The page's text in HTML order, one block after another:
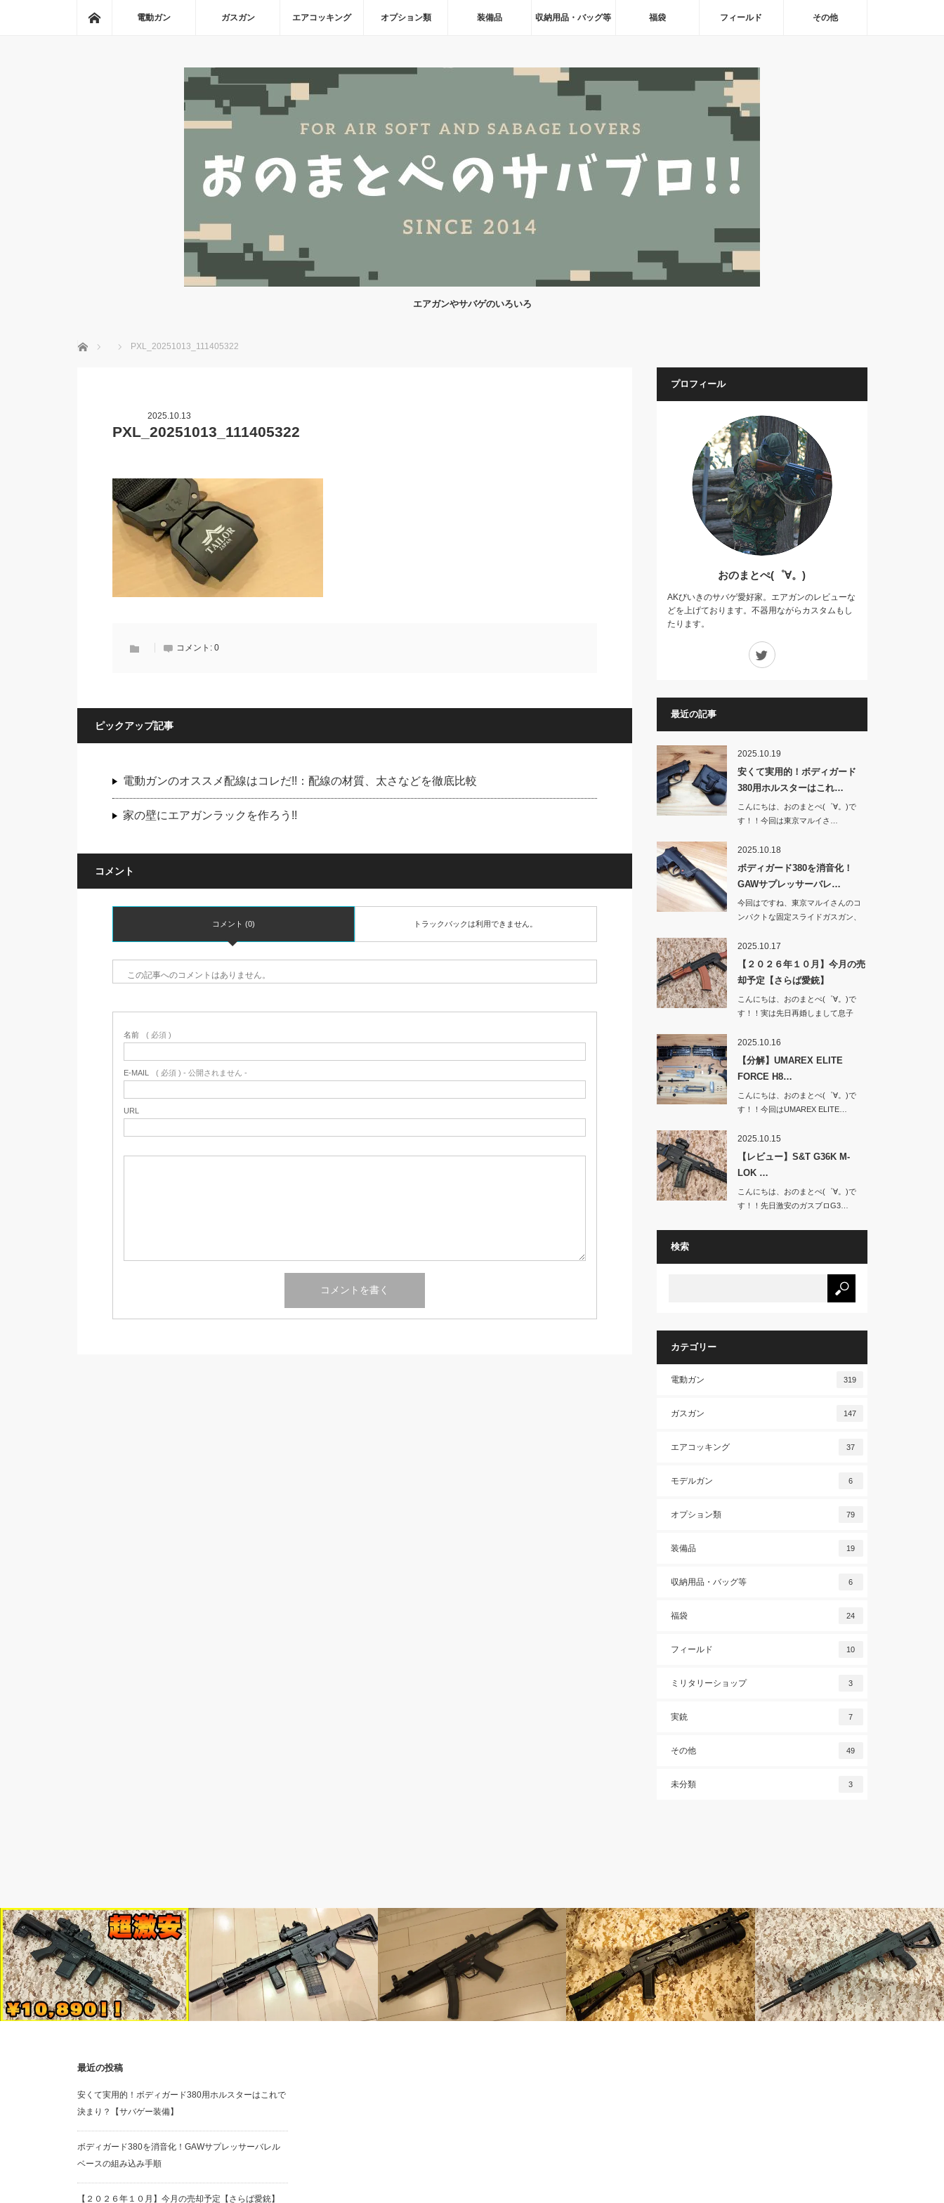
ホーム電動ガン ガスガン エアコッキング オプション類 装備品 収納用品・バッグ等 福袋 フィールド その他
エアガンやサバゲのいろいろ
ホーム PXL_20251013_111405322
2025.10.13
PXL_20251013_111405322
コメント: 0
ピックアップ記事
電動ガンのオススメ配線はコレだ!!：配線の材質、太さなどを徹底比較
家の壁にエアガンラックを作ろう!!
コメント
コメント (0) トラックバックは利用できません。
この記事へのコメントはありません。
名前 ( 必須 )
E-MAIL ( 必須 ) - 公開されません -
URL
プロフィール
おのまとぺ(゜∀。)
AKびいきのサバゲ愛好家。エアガンのレビューな
どを上げております。不器用ながらカスタムもし
たります。
最近の記事
2025.10.19
安くて実用的！ボディガード
380用ホルスターはこれ…
こんにちは、おのまとぺ(゜∀。)で
す！！今回は東京マルイさ…
2025.10.18
ボディガード380を消音化！
GAWサプレッサーバレ…
今回はですね、東京マルイさんのコ
ンパクトな固定スライドガスガン、
2025.10.17
【２０２６年１０月】今月の売
却予定【さらば愛銃】
こんにちは、おのまとぺ(゜∀。)で
す！！実は先日再婚しまして息子
2025.10.16
【分解】UMAREX ELITE
FORCE H8…
こんにちは、おのまとぺ(゜∀。)で
す！！今回はUMAREX ELITE…
2025.10.15
【レビュー】S&T G36K M-
LOK …
こんにちは、おのまとぺ(゜∀。)で
す！！先日激安のガスブロG3…
検索
カテゴリー
電動ガン 319
ガスガン 147
エアコッキング 37
モデルガン 6
オプション類 79
装備品 19
収納用品・バッグ等 6
福袋 24
フィールド 10
ミリタリーショップ 3
実銃 7
その他 49
未分類 3
【レビュー】CYMA FF SD スポーツラ
SOCOM GEAR製LANCER 190rdsマガジ
最近の投稿
安くて実用的！ボディガード380用ホルスターはこれで
決まり？【サバゲー装備】
ボディガード380を消音化！GAWサプレッサーバレル
ベースの組み込み手順
【２０２６年１０月】今月の売却予定【さらば愛銃】